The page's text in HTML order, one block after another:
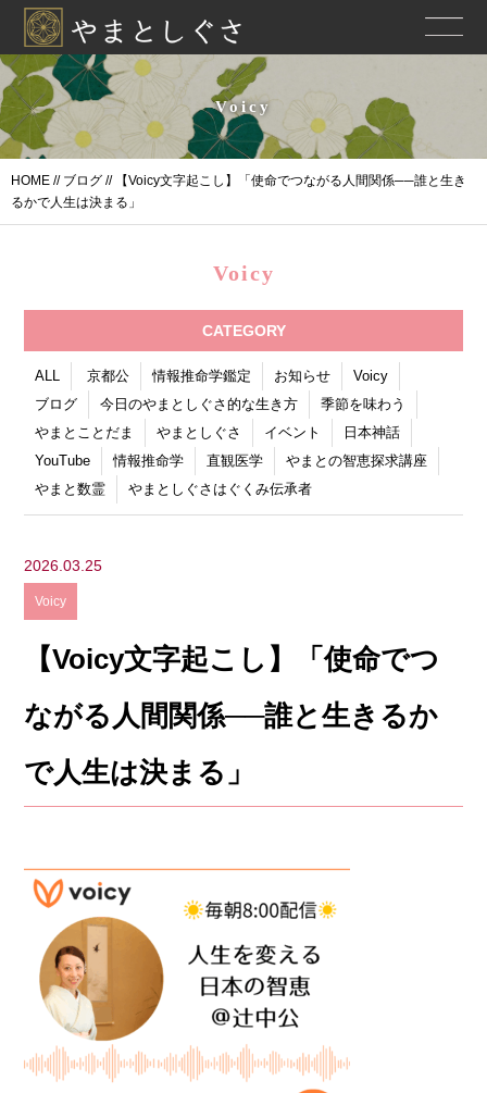
Voicy
HOME // ブログ // 【Voicy文字起こし】「使命でつながる人間関係──誰と生き
るかで人生は決まる」
Voicy
CATEGORY
ALL 京都公 情報推命学鑑定 お知らせ
Voicy
ブログ
今日のやまとしぐさ的な生き方
季節を味わう
やまとことだま
やまとしぐさ イベント
日本神話
YouTube
情報推命学 直観医学
やまとの智恵探求講座
やまと数霊
やまとしぐさはぐくみ伝承者
2026.03.25
Voicy
【Voicy文字起こし】「使命でつ
ながる人間関係──誰と生きるか
で人生は決まる」